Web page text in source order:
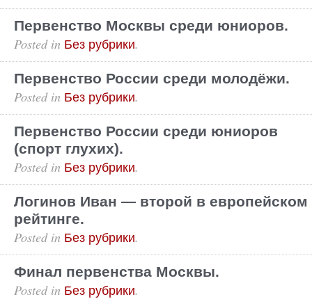
Первенство Москвы среди юниоров.
Posted in Без рубрики.
Первенство России среди молодёжи.
Posted in Без рубрики.
Первенство России среди юниоров
(спорт глухих).
Posted in Без рубрики.
Логинов Иван — второй в европейском
рейтинге.
Posted in Без рубрики.
Финал первенства Москвы.
Posted in Без рубрики.